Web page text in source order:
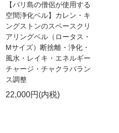
【バリ島の僧侶が使用する
空間浄化ベル】カレン・キ
ングストンのスペースクリ
アリングベル（ロータス・
Mサイズ）断捨離・浄化・
風水・レイキ・エネルギー
チャージ・チャクラバラン
ス調整
22,000円(内税)